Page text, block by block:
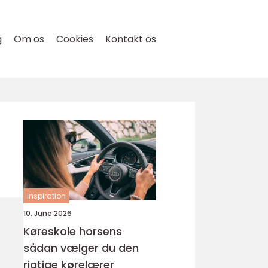
Om os Cookies Kontakt os
inspiration
10. June 2026
Køreskole horsens
sådan vælger du den
rigtige kørelærer